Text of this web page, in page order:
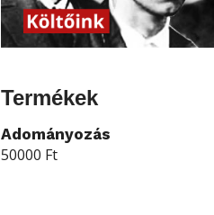
Termékek
Adományozás
50000 Ft